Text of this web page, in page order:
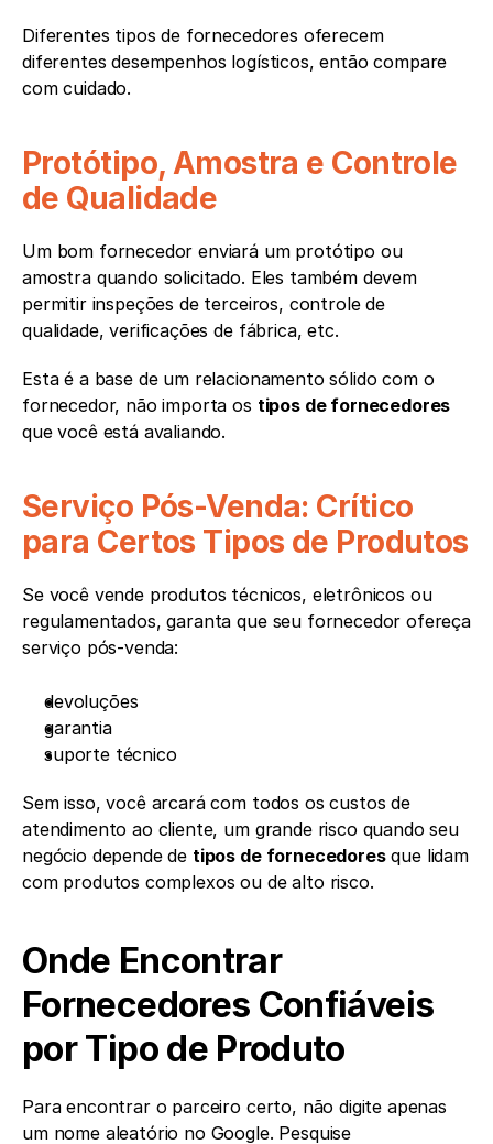
Diferentes tipos de fornecedores oferecem
diferentes desempenhos logísticos, então compare
com cuidado.
Protótipo, Amostra e Controle
de Qualidade
Um bom fornecedor enviará um protótipo ou
amostra quando solicitado. Eles também devem
permitir inspeções de terceiros, controle de
qualidade, verificações de fábrica, etc.
Esta é a base de um relacionamento sólido com o
fornecedor, não importa os tipos de fornecedores
que você está avaliando.
Serviço Pós-Venda: Crítico
para Certos Tipos de Produtos
Se você vende produtos técnicos, eletrônicos ou
regulamentados, garanta que seu fornecedor ofereça
serviço pós-venda:
devoluções
garantia
suporte técnico
Sem isso, você arcará com todos os custos de
atendimento ao cliente, um grande risco quando seu
negócio depende de tipos de fornecedores que lidam
com produtos complexos ou de alto risco.
Onde Encontrar
Fornecedores Confiáveis
por Tipo de Produto
Para encontrar o parceiro certo, não digite apenas
um nome aleatório no Google. Pesquise